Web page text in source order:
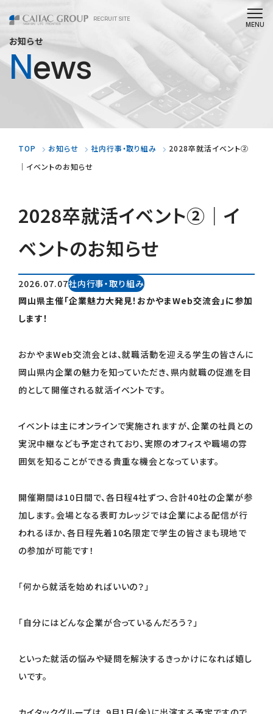
RECRUIT SITE
お知らせ
News
TOP お知らせ 社内行事・取り組み
2028卒就活イベント②
｜イベントのお知らせ
2028卒就活イベント②｜イ
ベントのお知らせ
2026.07.07社内行事・取り組み
岡山県主催「企業魅力大発見！おかやまWeb交流会」に参加
します！
おかやまWeb交流会とは、就職活動を迎える学生の皆さんに
岡山県内企業の魅力を知っていただき、県内就職の促進を目
的として開催される就活イベントです。
イベントは主にオンラインで実施されますが、企業の社員との
実況中継なども予定されており、実際のオフィスや職場の雰
囲気を知ることができる貴重な機会となっています。
開催期間は10日間で、各日程4社ずつ、合計40社の企業が参
加します。会場となる表町カレッジでは企業による配信が行
われるほか、各日程先着10名限定で学生の皆さまも現地で
の参加が可能です！
「何から就活を始めればいいの？」
「自分にはどんな企業が合っているんだろう？」
といった就活の悩みや疑問を解決するきっかけになれば嬉し
いです。